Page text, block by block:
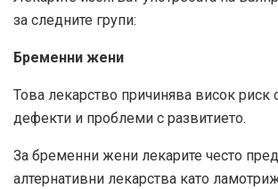
за следните групи:
Бременни жени
Това лекарство причинява висок риск
дефекти и проблеми с развитието.
За бременни жени лекарите често
алтернативни лекарства като